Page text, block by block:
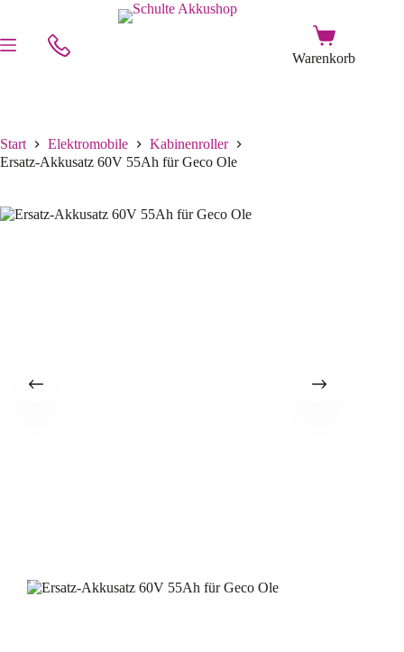
Start Elektromobile
Kabinenroller
Ersatz-Akkusatz 60V 55Ah für Geco Ole